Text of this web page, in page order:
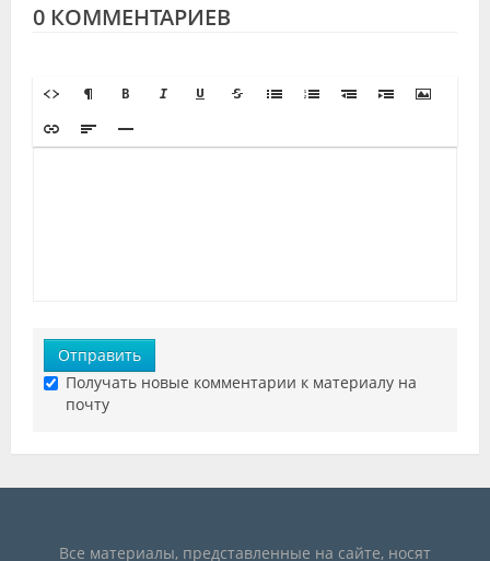
0 КОММЕНТАРИЕВ
Отправить
Получать новые комментарии к материалу на
почту
Все материалы, представленные на сайте, носят